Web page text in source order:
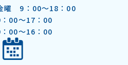
曜 9：00～18：00
00～17：00
00～16：00